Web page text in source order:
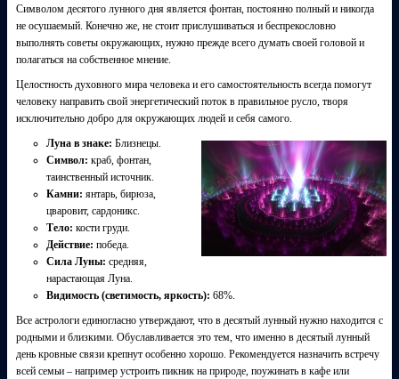
Символом десятого лунного дня является фонтан, постоянно полный и никогда
не осушаемый. Конечно же, не стоит прислушиваться и беспрекословно
выполнять советы окружающих, нужно прежде всего думать своей головой и
полагаться на собственное мнение.
Целостность духовного мира человека и его самостоятельность всегда помогут
человеку направить свой энергетический поток в правильное русло, творя
исключительно добро для окружающих людей и себя самого.
Луна в знаке: Близнецы.
Символ: краб, фонтан,
таинственный источник.
Камни: янтарь, бирюза,
цваровит, сардоникс.
Тело: кости груди.
Действие: победа.
Сила Луны: средняя,
нарастающая Луна.
Видимость (светимость, яркость): 68%.
Все астрологи единогласно утверждают, что в десятый лунный нужно находится с
родными и близкими. Обуславливается это тем, что именно в десятый лунный
день кровные связи крепнут особенно хорошо. Рекомендуется назначить встречу
всей семьи – например устроить пикник на природе, поужинать в кафе или